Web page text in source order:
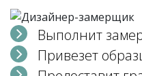
Выполнит
Привезет